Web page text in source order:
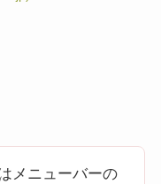
メニューバーの